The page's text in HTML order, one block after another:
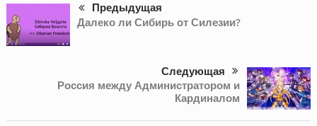
Предыдущая
Далеко ли Сибирь от Силезии?
Следующая
Россия между Администратором и
Кардиналом